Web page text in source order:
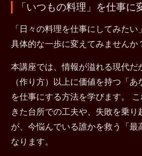
「いつもの料理」を仕事に
「日々の料理を仕事にしてみたい
具体的な一歩に変えてみませんか
本講座では、情報が溢れる現代だ
（作り方）以上に価値を持つ「あ
を仕事にする方法を学びます。
きた台所での工夫や、失敗を乗り
が、今悩んでいる誰かを救う「最
なります。